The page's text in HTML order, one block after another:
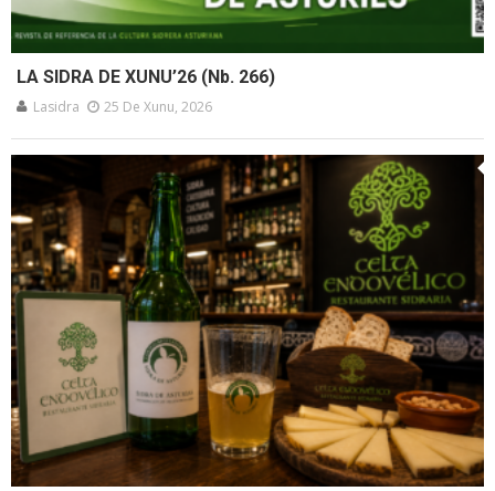
LA SIDRA DE XUNU’26 (Nb. 266)
Lasidra 25 De Xunu, 2026